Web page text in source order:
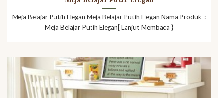
Meja Belajar Putih Elegan Meja Belajar Putih Elegan Nama Produk :
Meja Belajar Putih Elegan[ Lanjut Membaca }